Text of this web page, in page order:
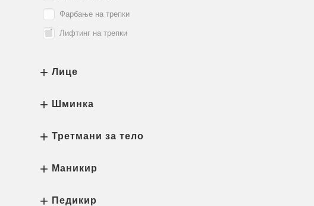
Фарбање на трепки
Лифтинг на трепки
Лице
Шминка
Третмани за тело
Маникир
Педикир